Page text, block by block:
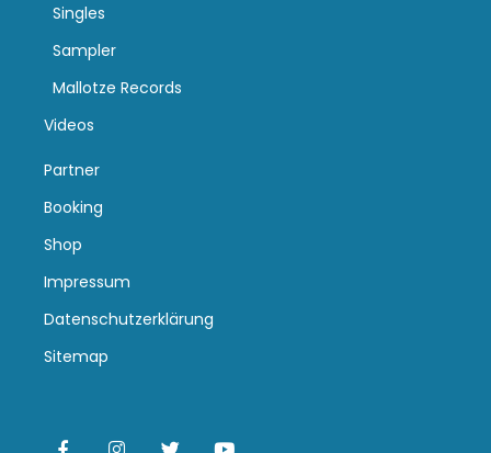
Singles
Sampler
Mallotze Records
Videos
Partner
Booking
Shop
Impressum
Datenschutzerklärung
Sitemap